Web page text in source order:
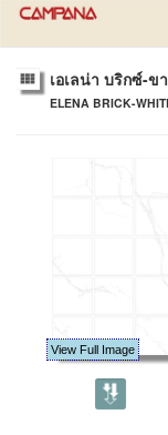
เอเลน่า บริกซ์-ข
ELENA BRICK-
View Full Image